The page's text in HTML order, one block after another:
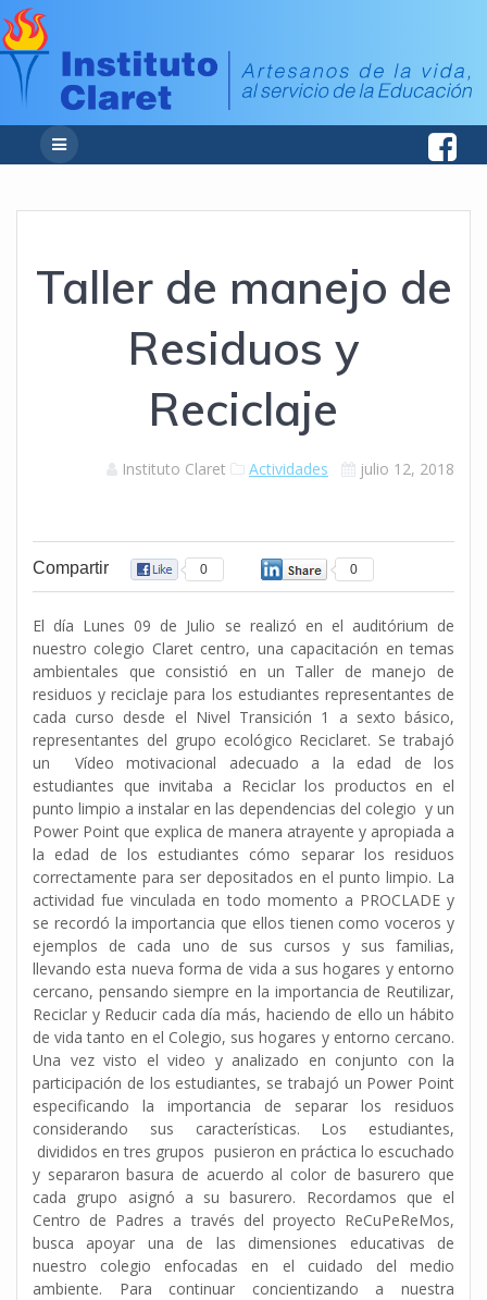
Taller de manejo de
Residuos y
Reciclaje
Instituto Claret Actividades julio 12, 2018
Compartir 0 0
El día Lunes 09 de Julio se realizó en el auditórium de
nuestro colegio Claret centro, una capacitación en temas
ambientales que consistió en un Taller de manejo de
residuos y reciclaje para los estudiantes representantes de
cada curso desde el Nivel Transición 1 a sexto básico,
representantes del grupo ecológico Reciclaret. Se trabajó
un Vídeo motivacional adecuado a la edad de los
estudiantes que invitaba a Reciclar los productos en el
punto limpio a instalar en las dependencias del colegio y un
Power Point que explica de manera atrayente y apropiada a
la edad de los estudiantes cómo separar los residuos
correctamente para ser depositados en el punto limpio. La
actividad fue vinculada en todo momento a PROCLADE y
se recordó la importancia que ellos tienen como voceros y
ejemplos de cada uno de sus cursos y sus familias,
llevando esta nueva forma de vida a sus hogares y entorno
cercano, pensando siempre en la importancia de Reutilizar,
Reciclar y Reducir cada día más, haciendo de ello un hábito
de vida tanto en el Colegio, sus hogares y entorno cercano.
Una vez visto el video y analizado en conjunto con la
participación de los estudiantes, se trabajó un Power Point
especificando la importancia de separar los residuos
considerando sus características. Los estudiantes,
divididos en tres grupos pusieron en práctica lo escuchado
y separaron basura de acuerdo al color de basurero que
cada grupo asignó a su basurero. Recordamos que el
Centro de Padres a través del proyecto ReCuPeReMos,
busca apoyar una de las dimensiones educativas de
nuestro colegio enfocadas en el cuidado del medio
ambiente. Para continuar concientizando a nuestra